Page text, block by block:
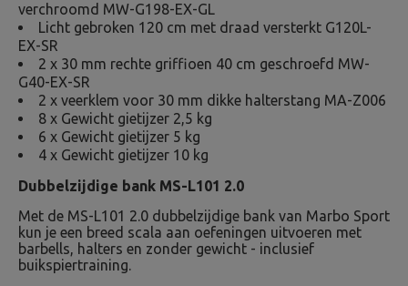
verchroomd MW-G198-EX-GL
Licht gebroken 120 cm met draad versterkt G120L-
EX-SR
2 x 30 mm rechte griffioen 40 cm geschroefd MW-
G40-EX-SR
2 x veerklem voor 30 mm dikke halterstang MA-Z006
8 x Gewicht gietijzer 2,5 kg
6 x Gewicht gietijzer 5 kg
4 x Gewicht gietijzer 10 kg
Dubbelzijdige bank MS-L101 2.0
Met de MS-L101 2.0 dubbelzijdige bank van Marbo Sport
kun je een breed scala aan oefeningen uitvoeren met
barbells, halters en zonder gewicht - inclusief
buikspiertraining.